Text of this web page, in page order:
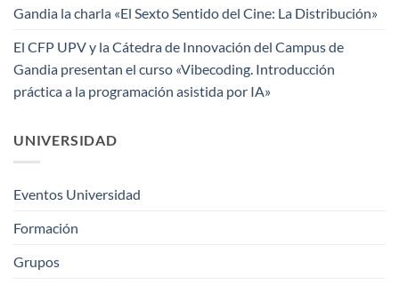
Gandia la charla «El Sexto Sentido del Cine: La Distribución»
El CFP UPV y la Cátedra de Innovación del Campus de
Gandia presentan el curso «Vibecoding. Introducción
práctica a la programación asistida por IA»
UNIVERSIDAD
Eventos Universidad
Formación
Grupos